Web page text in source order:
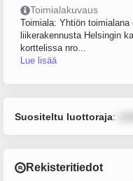
Toimialakuvaus
Toimiala: Yhtiön
liikerakennusta Helsingin
korttelissa nro...
Lue lisää
Suositeltu luottoraja:
Rekisteritiedot